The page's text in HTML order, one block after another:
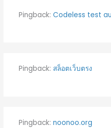
Pingback: Codeless test
Pingback: สล็อตเว็บตรง
Pingback: noonoo.org